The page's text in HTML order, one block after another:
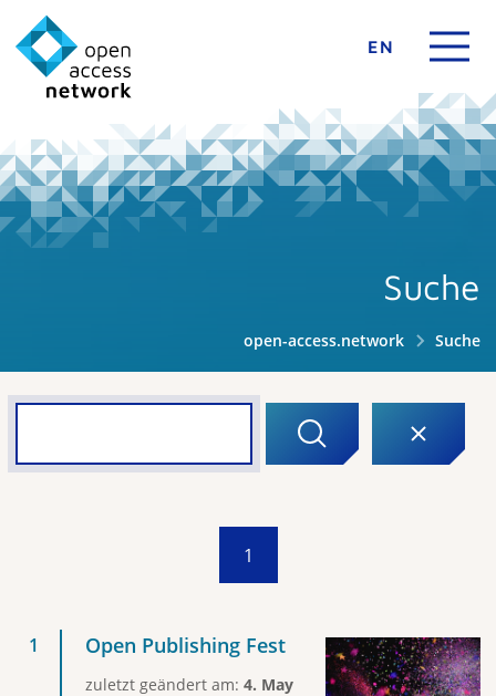
EN
Suche
open-access.network Suche
1
Open Publishing Fest
zuletzt geändert am: 4. May